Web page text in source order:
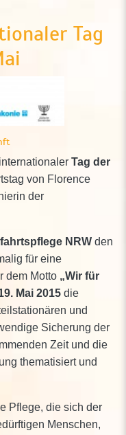
Tag
Tag der
von Florence
der
NRW den
für eine
dem Motto „Wir für
Mai 2015 die
und
Sicherung der
Zeit und die
thematisiert und
Pflege, die sich der
Menschen,